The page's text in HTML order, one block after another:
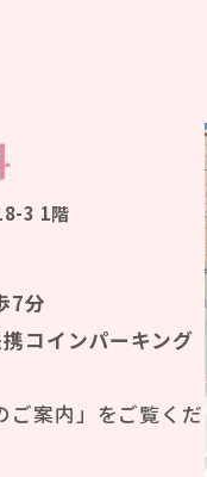
3 1階
7分
コインパーキング
案内」をご覧くだ